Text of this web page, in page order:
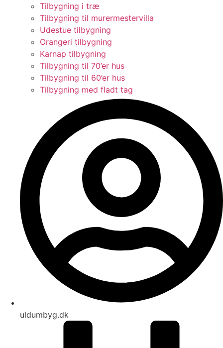
Tilbygning i træ
Tilbygning til murermestervilla
Udestue tilbygning
Orangeri tilbygning
Karnap tilbygning
Tilbygning til 70’er hus
Tilbygning til 60’er hus
Tilbygning med fladt tag
uldumbyg.dk